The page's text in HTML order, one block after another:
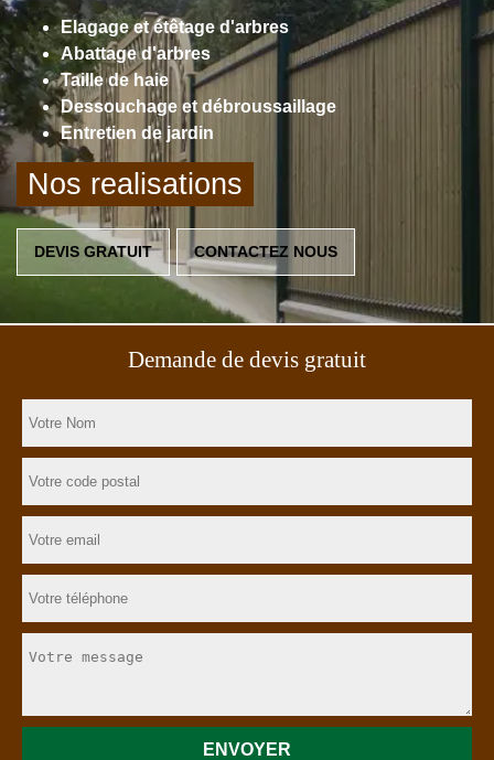
Elagage et étêtage d'arbres
Abattage d'arbres
Taille de haie
Dessouchage et débroussaillage
Entretien de jardin
Nos realisations
DEVIS GRATUIT CONTACTEZ NOUS
Demande de devis gratuit